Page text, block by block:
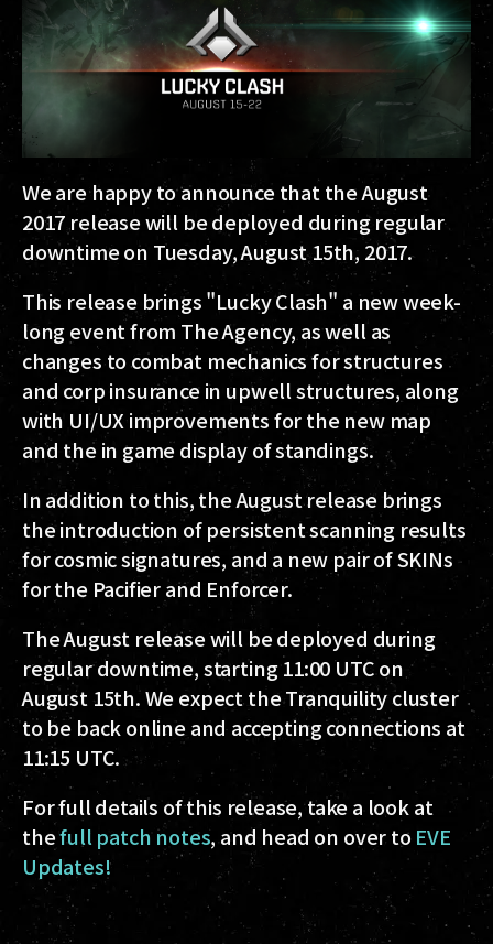
We are happy to announce that the August
2017 release will be deployed during regular
downtime on Tuesday, August 15th, 2017.
This release brings "Lucky Clash" a new week-
long event from The Agency, as well as
changes to combat mechanics for structures
and corp insurance in upwell structures, along
with UI/UX improvements for the new map
and the in game display of standings.
In addition to this, the August release brings
the introduction of persistent scanning results
for cosmic signatures, and a new pair of SKINs
for the Pacifier and Enforcer.
The August release will be deployed during
regular downtime, starting 11:00 UTC on
August 15th. We expect the Tranquility cluster
to be back online and accepting connections at
11:15 UTC.
For full details of this release, take a look at
thefull patch notes, and head on over to EVE
Updates!